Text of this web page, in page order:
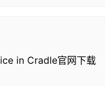
in Cradle官网下载